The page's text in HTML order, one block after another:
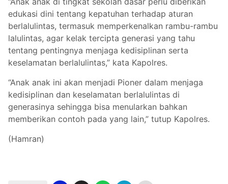
edukasi dini tentang kepatuhan terhadap aturan
berlalulintas, termasuk memperkenalkan rambu-rambu
lalulintas, agar kelak tercipta generasi yang tahu
tentang pentingnya menjaga kedisiplinan serta
keselamatan berlalulintas,” kata Kapolres.
“Anak anak ini akan menjadi Pioner dalam menjaga
kedisiplinan dan keselamatan berlalulintas di
generasinya sehingga bisa menularkan bahkan
memberikan contoh pada yang lain,” tutup Kapolres.
(Hamran)